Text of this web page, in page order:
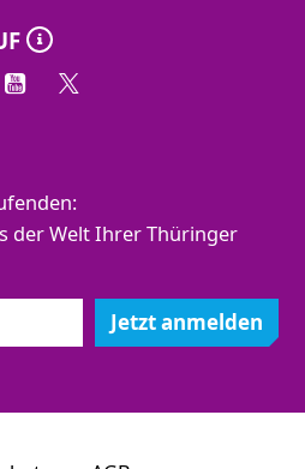
der Welt Ihrer Thüringer
Jetzt anmelden